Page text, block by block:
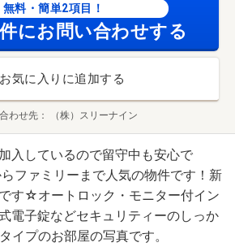
無料・簡単2項目！
にお問い合わせする
お気に入りに追加する
わせ先 （株）スリーナイン
入しているので留守中も安心で
ファミリーまで人気の物件です！新
す☆オートロック・モニター付イン
電子錠などセキュリティーのしっか
イプのお部屋の写真です。